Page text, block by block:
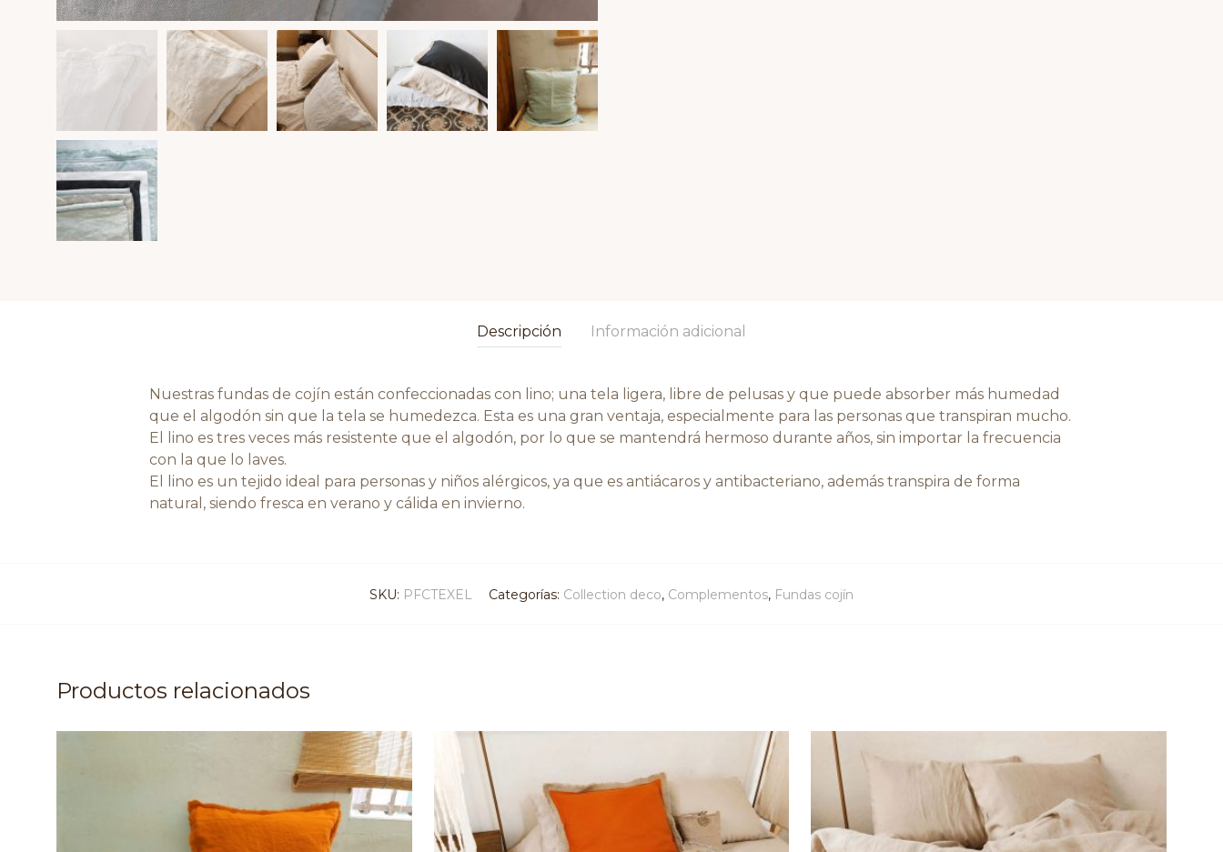
Descripción Información adicional
Nuestras fundas de cojín están confeccionadas con lino; una tela ligera, libre de pelusas y que puede absorber más humedad
que el algodón sin que la tela se humedezca. Esta es una gran ventaja, especialmente para las personas que transpiran mucho.
El lino es tres veces más resistente que el algodón, por lo que se mantendrá hermoso durante años, sin importar la frecuencia
con la que lo laves.
El lino es un tejido ideal para personas y niños alérgicos, ya que es antiácaros y antibacteriano, además transpira de forma
natural, siendo fresca en verano y cálida en invierno.
SKU: PFCTEXEL Categorías: Collection deco, Complementos, Fundas cojín
Productos relacionados